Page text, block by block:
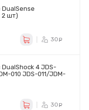
2 шт)
30
4 JDS-
010 JDS-011/JDM-
30